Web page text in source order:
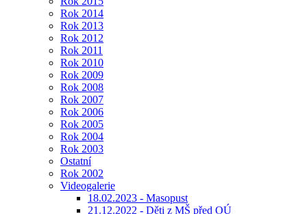
Rok 2014
Rok 2013
Rok 2012
Rok 2011
Rok 2010
Rok 2009
Rok 2008
Rok 2007
Rok 2006
Rok 2005
Rok 2004
Rok 2003
Ostatní
Rok 2002
Videogalerie
18.02.2023 - Masopust
21.12.2022 - Děti z MŠ před OÚ